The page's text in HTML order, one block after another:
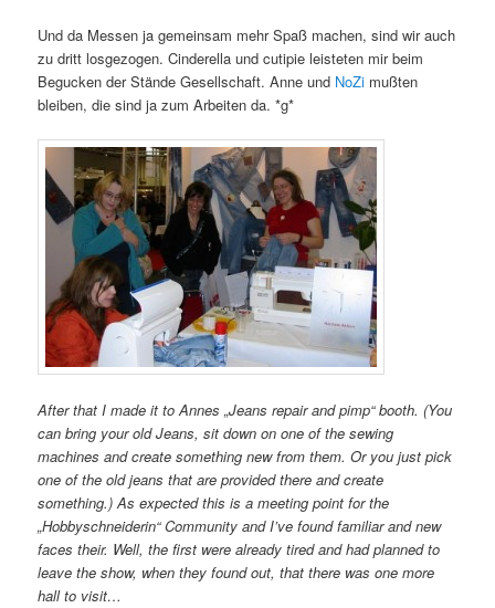
Und da Messen ja gemeinsam mehr Spaß machen, sind wir auch
zu dritt losgezogen. Cinderella und cutipie leisteten mir beim
Begucken der Stände Gesellschaft. Anne und NoZi mußten
bleiben, die sind ja zum Arbeiten da. *g*
After that I made it to Annes „Jeans repair and pimp“ booth. (You
can bring your old Jeans, sit down on one of the sewing
machines and create something new from them. Or you just pick
one of the old jeans that are provided there and create
something.) As expected this is a meeting point for the
„Hobbyschneiderin“ Community and I’ve found familiar and new
faces their. Well, the first were already tired and had planned to
leave the show, when they found out, that there was one more
hall to visit…